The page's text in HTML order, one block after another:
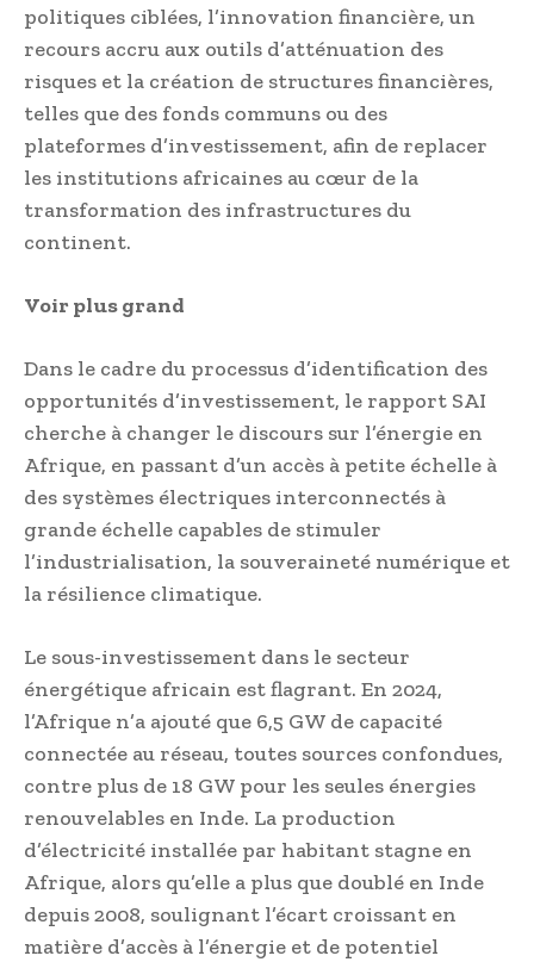
politiques ciblées, l’innovation financière, un
recours accru aux outils d’atténuation des
risques et la création de structures financières,
telles que des fonds communs ou des
plateformes d’investissement, afin de replacer
les institutions africaines au cœur de la
transformation des infrastructures du
continent.
Voir plus grand
Dans le cadre du processus d’identification des
opportunités d’investissement, le rapport SAI
cherche à changer le discours sur l’énergie en
Afrique, en passant d’un accès à petite échelle à
des systèmes électriques interconnectés à
grande échelle capables de stimuler
l’industrialisation, la souveraineté numérique et
la résilience climatique.
Le sous-investissement dans le secteur
énergétique africain est flagrant. En 2024,
l’Afrique n’a ajouté que 6,5 GW de capacité
connectée au réseau, toutes sources confondues,
contre plus de 18 GW pour les seules énergies
renouvelables en Inde. La production
d’électricité installée par habitant stagne en
Afrique, alors qu’elle a plus que doublé en Inde
depuis 2008, soulignant l’écart croissant en
matière d’accès à l’énergie et de potentiel